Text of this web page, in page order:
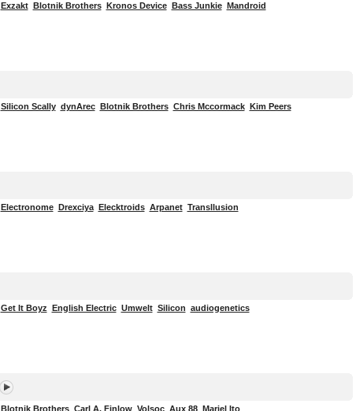
Exzakt Blotnik Brothers Kronos Device Bass Junkie Mandroid
Silicon Scally dynArec Blotnik Brothers Chris Mccormack Kim Peers
Electronome Drexciya Elecktroids Arpanet Transllusion
Get It Boyz English Electric Umwelt Silicon audiogenetics
Blotnik Brothers Carl A. Finlow Volsoc Aux 88 Mariel Ito